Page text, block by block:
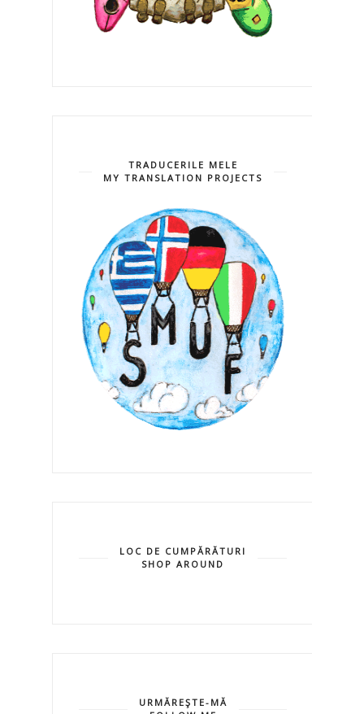
TRADUCERILE MELE
MY TRANSLATION PROJECTS
LOC DE CUMPĂRĂTURI
SHOP AROUND
URMĂREŞTE-MĂ